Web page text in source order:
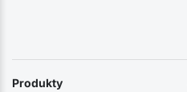
Produkty